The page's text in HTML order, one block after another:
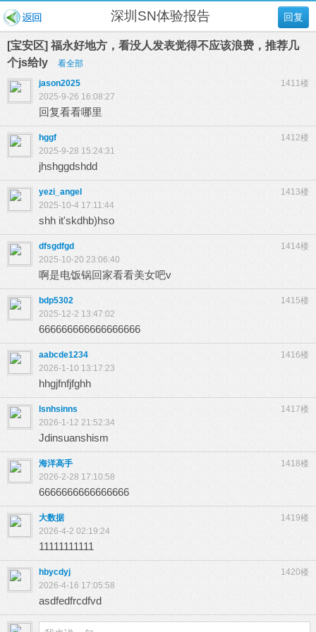
回复
深圳SN体验报告
[宝安区] 福永好地方，看没人发表觉得不应该浪费，推荐几
个js给ly
看全部
1411楼
jason2025
2025-9-26 16:08:27
回复看看哪里
1412楼
hggf
2025-9-28 15:24:31
jhshggdshdd
1413楼
yezi_angel
2025-10-4 17:11:44
shh it'skdhb)hso
1414楼
dfsgdfgd
2025-10-20 23:06:40
啊是电饭锅回家看看美女吧v
1415楼
bdp5302
2025-12-2 13:47:02
666666666666666666
1416楼
aabcde1234
2026-1-10 13:17:23
hhgjfnfjfghh
1417楼
lsnhsinns
2026-1-12 21:52:34
Jdinsuanshism
1418楼
海洋高手
2026-2-28 17:10:58
6666666666666666
1419楼
大数据
2026-4-2 02:19:24
11111111111
1420楼
hbycdyj
2026-4-16 17:05:58
asdfedfrcdfvd